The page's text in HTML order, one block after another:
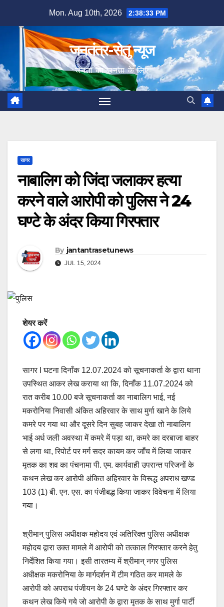
content
Mon. Aug 10th, 2026 2:38:34 PM
जनतंत्र-सेतु न्यूज
जनता का जनता के लिए
सागर
नाबालिग को जिंदा जलाकर हत्या
करने वाले आरोपी को पुलिस ने 24
घण्टे के अंदर किया गिरफ्तार
By jantantrasetunews
JUL 15, 2024
शेयर करें
सागर I घटना दिनाँक 12.07.2024 को सूचनाकर्ता के द्वारा थाना
उपस्थित आकर लेख कराया था कि, दिनाँक 11.07.2024 को
रात करीब 10.00 बजे सूचनाकर्ता का नाबालिग भाई, नई
मकरोनिया निवासी अंकित अहिरवार के साथ मुर्गा खाने के लिये
कमरे पर गया था और दूसरे दिन सुबह जाकर देखा तो नाबालिग
भाई अर्ध जली अवस्था में कमरे में पड़ा था, कमरे का दरबाजा बाहर
से लगा था, रिपोर्ट पर मर्ग सदर कायम कर जाँच में लिया जाकर
मृतक का शव का पंचनामा पी. एम. कार्यवाही उपरान्त परिजनों के
कथन लेख कर आरोपी अंकित अहिरवार के विरूद्ध अपराध खण्ड
103 (1) बी. एन. एस. का पंजीबद्ध किया जाकर विवेचना में लिया
गया।
श्रीमान् पुलिस अधीक्षक महोदय एवं अतिरिक्त पुलिस अधीक्षक
महोदय द्वारा उक्त मामले में आरोपी को तत्काल गिरफ्तार करने हेतु
निर्देशित किया गया। इसी तारतम्य में श्रीमान् नगर पुलिस
अधीक्षक मकरोनिया के मार्गदर्शन में टीम गठित कर मामले के
आरोपी को अपराध पंजीयन के 24 घण्टे के अंदर गिरफ्तार कर
कथन लेख किये गये जो आरोपी के द्वारा मृतक के साथ मुर्गा पार्टी